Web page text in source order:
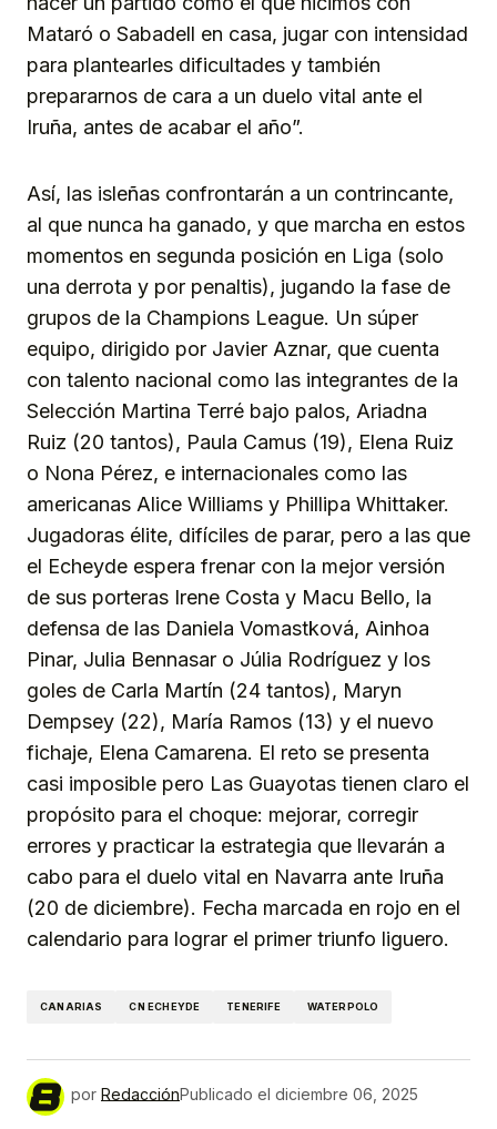
Mataró o Sabadell en casa, jugar con intensidad
para plantearles dificultades y también
prepararnos de cara a un duelo vital ante el
Iruña, antes de acabar el año”.
Así, las isleñas confrontarán a un contrincante,
al que nunca ha ganado, y que marcha en estos
momentos en segunda posición en Liga (solo
una derrota y por penaltis), jugando la fase de
grupos de la Champions League. Un súper
equipo, dirigido por Javier Aznar, que cuenta
con talento nacional como las integrantes de la
Selección Martina Terré bajo palos, Ariadna
Ruiz (20 tantos), Paula Camus (19), Elena Ruiz
o Nona Pérez, e internacionales como las
americanas Alice Williams y Phillipa Whittaker.
Jugadoras élite, difíciles de parar, pero a las que
el Echeyde espera frenar con la mejor versión
de sus porteras Irene Costa y Macu Bello, la
defensa de las Daniela Vomastková, Ainhoa
Pinar, Julia Bennasar o Júlia Rodríguez y los
goles de Carla Martín (24 tantos), Maryn
Dempsey (22), María Ramos (13) y el nuevo
fichaje, Elena Camarena. El reto se presenta
casi imposible pero Las Guayotas tienen claro el
propósito para el choque: mejorar, corregir
errores y practicar la estrategia que llevarán a
cabo para el duelo vital en Navarra ante Iruña
(20 de diciembre). Fecha marcada en rojo en el
calendario para lograr el primer triunfo liguero.
CANARIAS CN ECHEYDE TENERIFE WATERPOLO
por RedacciónPublicado el diciembre 06, 2025